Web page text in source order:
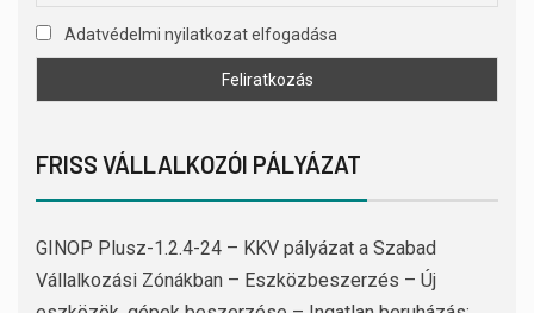
Adatvédelmi nyilatkozat elfogadása
FRISS VÁLLALKOZÓI PÁLYÁZAT
GINOP Plusz-1.2.4-24 – KKV pályázat a Szabad
Vállalkozási Zónákban – Eszközbeszerzés – Új